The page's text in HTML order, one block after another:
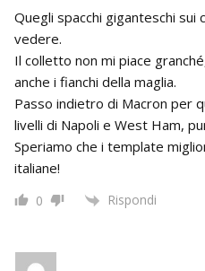
Quegli spacchi giganteschi sui
vedere.
Il colletto non mi piace
anche i fianchi della maglia.
Passo indietro di Macron per
livelli di Napoli e West Ham,
Speriamo che i template
italiane!
0 Rispondi